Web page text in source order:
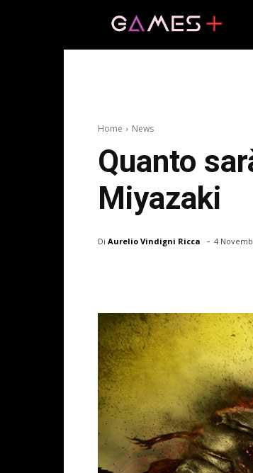
Home News
Quanto
Miyazaki
Di Aurelio Vindigni Ricca - 4